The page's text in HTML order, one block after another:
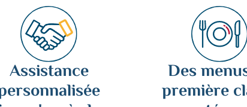
Assistance Des
première